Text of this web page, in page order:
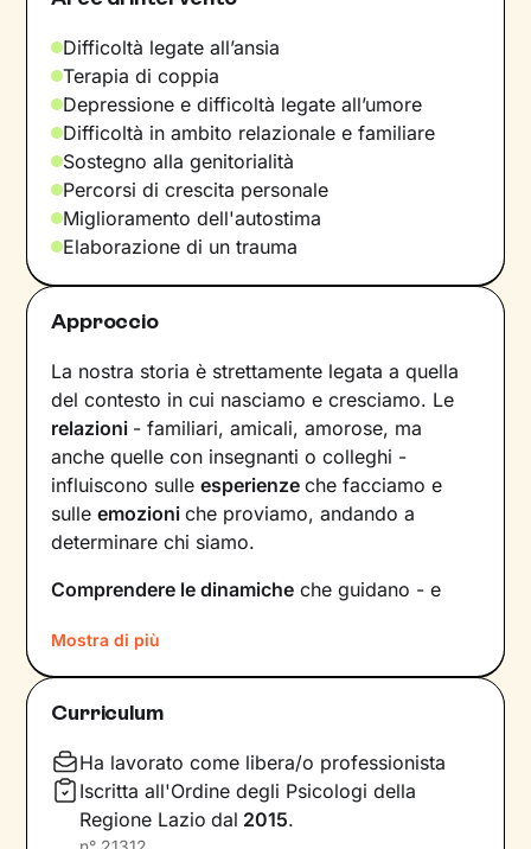
Difficoltà legate all’ansia
Terapia di coppia
Depressione e difficoltà legate all’umore
Difficoltà in ambito relazionale e familiare
Sostegno alla genitorialità
Percorsi di crescita personale
Miglioramento dell'autostima
Elaborazione di un trauma
Approccio
La nostra storia è strettamente legata a quella
del contesto in cui nasciamo e cresciamo. Le
relazioni - familiari, amicali, amorose, ma
anche quelle con insegnanti o colleghi -
influiscono sulleesperienzeche facciamo e
sulleemozioniche proviamo, andando a
determinare chi siamo.
Comprendere le dinamiche che guidano - e
fondamentale per poter capire chi sei, per
vedere tutto il tuo mondo sotto una luce
diversa e dare nuovi significati a ciò che ti
Nei nostri incontri avrò cura di creare un clima
di ascolto e comprensione, così che tu possa
condividere ciò che pensi e provi in libertà
Mostra di più
Curriculum
Ha lavorato come libera/o professionista
Iscritta all'Ordine degli Psicologi della
Regione Lazio dal 2015.